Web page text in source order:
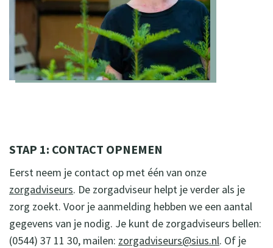
STAP 1: CONTACT OPNEMEN
Eerst neem je contact op met één van onze
zorgadviseurs. De zorgadviseur helpt je verder als je
zorg zoekt. Voor je aanmelding hebben we een aantal
gegevens van je nodig. Je kunt de zorgadviseurs bellen:
(0544) 37 11 30, mailen: zorgadviseurs@sius.nl. Of je